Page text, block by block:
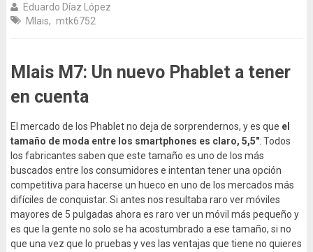
Eduardo Díaz López
Mlais, mtk6752
Mlais M7: Un nuevo Phablet a tener
en cuenta
El mercado de los Phablet no deja de sorprendernos, y es que el
tamaño de moda entre los smartphones es claro, 5,5″. Todos
los fabricantes saben que este tamaño es uno de los más
buscados entre los consumidores e intentan tener una opción
competitiva para hacerse un hueco en uno de los mercados más
difíciles de conquistar. Si antes nos resultaba raro ver móviles
mayores de 5 pulgadas ahora es raro ver un móvil más pequeño y
es que la gente no solo se ha acostumbrado a ese tamaño, si no
que una vez que lo pruebas y ves las ventajas que tiene no quieres